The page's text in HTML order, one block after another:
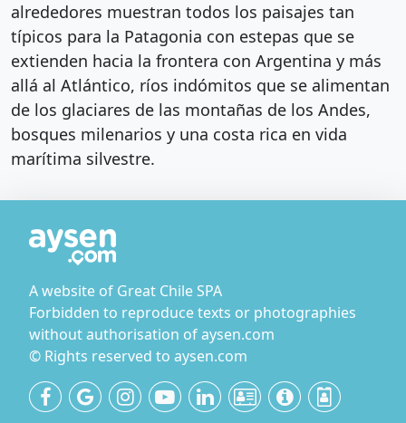
alrededores muestran todos los paisajes tan
típicos para la Patagonia con estepas que se
extienden hacia la frontera con Argentina y más
allá al Atlántico, ríos indómitos que se alimentan
de los glaciares de las montañas de los Andes,
bosques milenarios y una costa rica en vida
marítima silvestre.
A website of Great Chile SPA
Forbidden to reproduce texts or photographies
without authorisation of aysen.com
© Rights reserved to aysen.com